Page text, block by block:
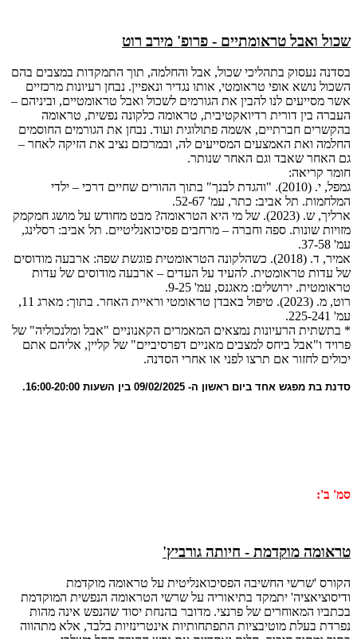
שכול ואבל טראומתיים - פרופ' מירב רוט
בסדנה נעסוק בתהליכי שכול, אבל והחלמה, תוך התמקדות במצבים בהם
השכול נושא אופי טראומטי, אותו נגדיר ונאפיין. נבחן רעיונות מרכזיים
אשר מסייעים לנו להבין את הגורמים לשכול ואבל טראומטיים, וביניהם –
העברה בין דורית רדיואקטיבית, טראומה כלקונה נפשית, טראומה
בהקשרים חברתיים, אשמה פתולוגית ועוד. נבחן את הגורמים החוסמים
החלמה ואת האמצעים המסייעים לה, ובמרכזם נציב את הזיקה לאחר –
גם האחר שאבד וגם האחר שנותר.
חומר קריאה:
גמפל, י. (2010). "והגדת לבנך" בתוך ההורים שחיים דרכי – ילדי
המלחמות. תל אביב: כתר, עמ' 52-67.
ארליך, ש. (2023). של מי היא הטראומה? מבט מחודש על מושג חמקמק
מזויות שונות. ספה וחברה – מרחבים פסיכואנליטיים. תל אביב: רסלינג,
עמ' 37-58.
אמיר, ד. (2018). כשהלקונה הטראומטית פוגשת שפה: ארבעה מודוסים
של עדות טראומטית. להעיד על העדים – ארבעה מודוסים של עדות
טראומטית. ירושלים: מאגנס, עמ' 9-25.
רוט, מ. (2023). טיפול באבדן טראומטי וראיית האחר. בתוך: מארג 11,
עמ' 225-241.
* בתשתית הרעיונות נמצאים המאמרים הקאנוניים "אבל ומלנכוליה" של
פרויד ו"אבל ביחס למצבים מאניים דפרסיביים" של קליין, אליהם אתם
יכולים לחזור אם תרצו לפני או אחרי הסדנה.
סדנת בת מפגש אחד ביום ראשון ה- 09/02/2025 בין השעות 16:00-20:00.
סמ' ב':
טראומה מוקדמת - חיותה גורביץ'
הקורס 'שרשי החשיבה הפסיכואנליטית על טראומה מוקדמת
ודיסוציאציה' יתמקד בתיאוריה על שרשי הטראומה הנפשית המוקדמת
בכתביו המאוחרים של פרנצי. מדובר בהנחת יסוד שהנפש אינה מהות
נפרדת בעלת מוטיבציות התפתחותיות אינטרינזיות בלבד, אלא מתהווה